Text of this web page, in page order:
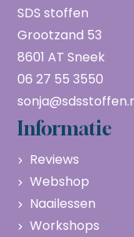
SDS stoffen
Grootzand 53
8601 AT Sneek
06 27 55 3550
Informatie
Reviews
Webshop
Naailessen
Workshops